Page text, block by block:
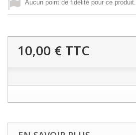
Aucun point de fidélité pour ce produit.
10,00 € TTC